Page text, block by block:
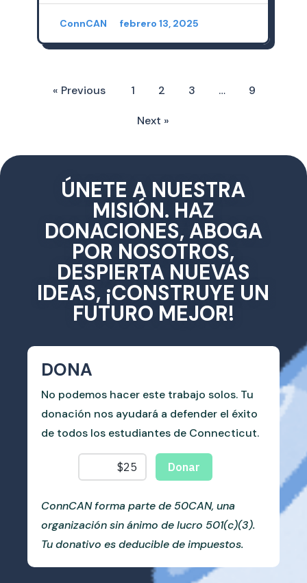
ConnCAN febrero 13, 2025
« Previous 1 2 3 … 9
Next »
ÚNETE A NUESTRA
MISIÓN. HAZ
DONACIONES, ABOGA
POR NOSOTROS,
DESPIERTA NUEVAS
IDEAS, ¡CONSTRUYE UN
FUTURO MEJOR!
DONA
No podemos hacer este trabajo solos. Tu
donación nos ayudará a defender el éxito
de todos los estudiantes de Connecticut.
ConnCAN forma parte de 50CAN, una
organización sin ánimo de lucro 501(c)(3).
Tu donativo es deducible de impuestos.